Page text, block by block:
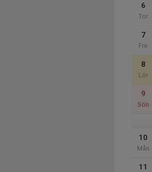
6
Tor
7
Fre
8
Lör
9
Sön
10
Mån
11